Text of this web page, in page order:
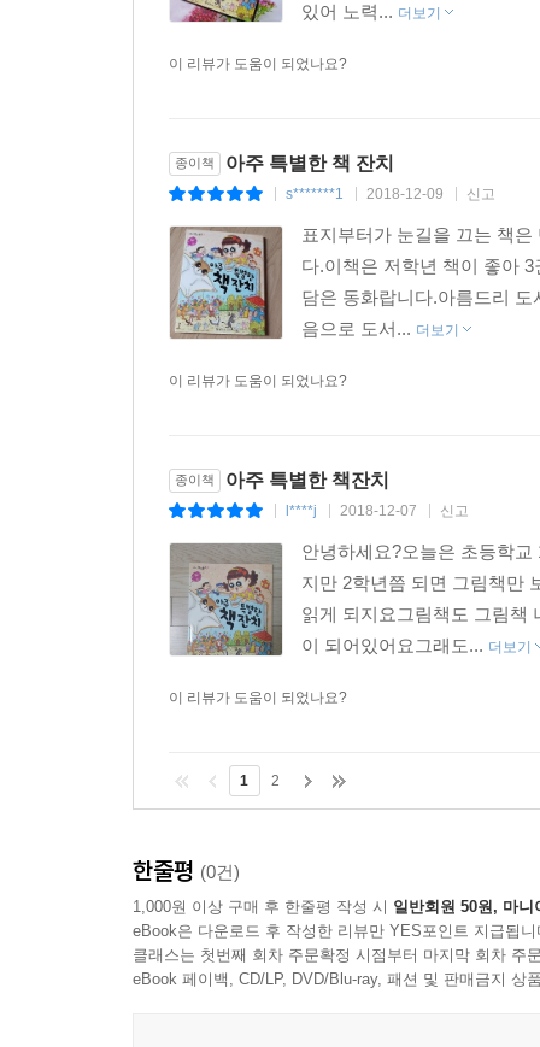
있어 노력... 더보기
이 리뷰가 도움이 되었나요?
종이책 아주 특별한 책 잔치
s*******1 2018-12-09 신고
표지부터가 눈길을 끄는 책
다.이책은 저학년 책이 좋아
담은 동화랍니다.아름드리
음으로 도서... 더보기
이 리뷰가 도움이 되었나요?
종이책 아주 특별한 책잔치
l****j 2018-12-07 신고
안녕하세요?오늘은 초등학
지만 2학년쯤 되면 그림책만
읽게 되지요그림책도 그림책
이 되어있어요그래도... 더보기
이 리뷰가 도움이 되었나요?
1 2
한줄평 (0건)
1,000원 이상 구매 후 한줄평 작성 시 일반회원 50원, 마니
eBook은 다운로드 후 작성한 리뷰만 YES포인트 지급됩니
클래스는 첫번째 회차 주문확정 시점부터 마지막 회차 주
eBook 페이백, CD/LP, DVD/Blu-ray, 패션 및 판매금지 상